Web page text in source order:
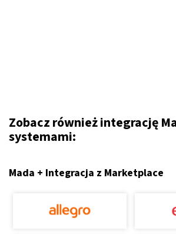
Zobacz również integrację
systemami:
Mada + Integracja z Marketplace